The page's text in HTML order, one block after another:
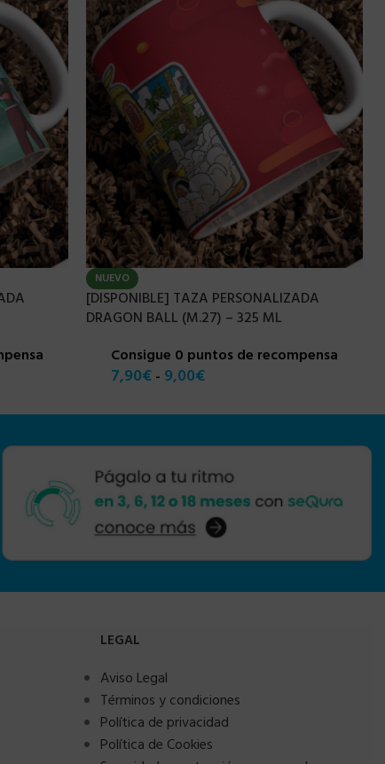
NUEVO
[DISPONIBLE] TAZA PERSONALIZADA
DRAGON BALL (M.27) – 325 ML
Consigue 0 puntos de recompensa
7,90€- 9,00€
LEGAL
Aviso Legal
Términos y condiciones
Política de privacidad
Política de Cookies